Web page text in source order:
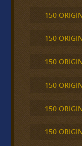
150
150
150
150
150
150